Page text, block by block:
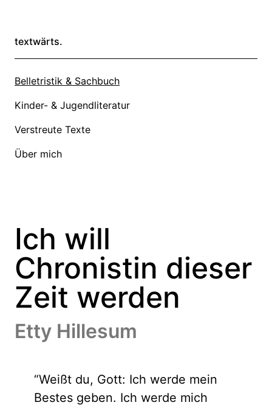
textwärts.
Belletristik & Sachbuch
Kinder- & Jugendliteratur
Verstreute Texte
Über mich
Ich will
Chronistin dieser
Zeit werden
Etty Hillesum
“Weißt du, Gott: Ich werde mein
Bestes geben. Ich werde mich